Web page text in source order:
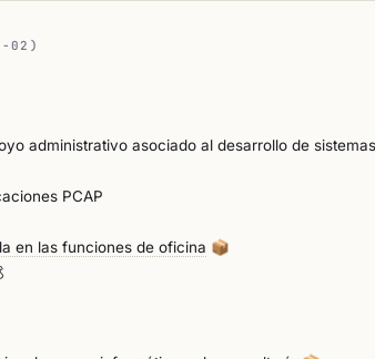
02)
administrativo asociado al desarrollo de
PCAP
en las funciones de oficina 📦